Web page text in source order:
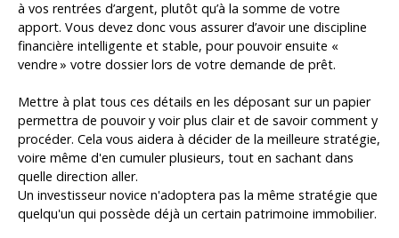
à vos rentrées d’argent, plutôt qu’à la somme de votre
apport. Vous devez donc vous assurer d’avoir une discipline
financière intelligente et stable, pour pouvoir ensuite «
vendre » votre dossier lors de votre demande de prêt.
Mettre à plat tous ces détails en les déposant sur un papier
permettra de pouvoir y voir plus clair et de savoir comment y
procéder. Cela vous aidera à décider de la meilleure stratégie,
voire même d'en cumuler plusieurs, tout en sachant dans
quelle direction aller.
Un investisseur novice n'adoptera pas la même stratégie que
quelqu'un qui possède déjà un certain patrimoine immobilier.